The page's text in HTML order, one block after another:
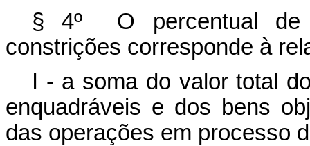
§ 4º O percentual de
constrições corresponde à
I - a soma do valor total
enquadráveis e dos bens
das operações em processo